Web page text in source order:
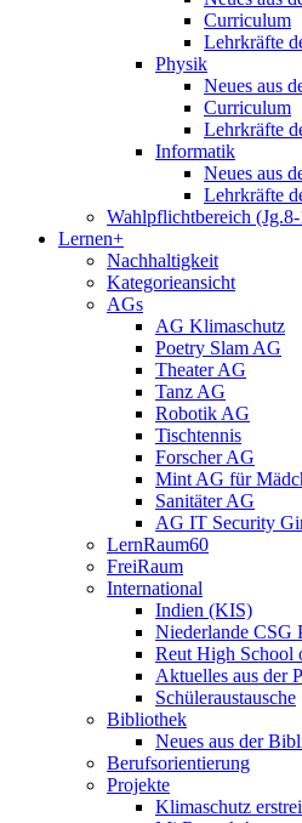
Curriculum
Lehrkräfte
Physik
Neues aus
Curriculum
Lehrkräfte
Informatik
Neues aus
Lehrkräfte
Wahlpflichtbereich
Lernen+
Nachhaltigkeit
Kategorieansicht
AGs
AG Klimaschutz
Poetry Slam AG
Theater AG
Tanz AG
Robotik AG
Tischtennis
Forscher AG
Mint AG für
Sanitäter AG
AG IT Security
LernRaum60
FreiRaum
International
Indien (KIS)
Niederlande CSG
Reut High School
Aktuelles aus der
Schüleraustausche
Bibliothek
Neues aus der
Berufsorientierung
Projekte
Klimaschutz